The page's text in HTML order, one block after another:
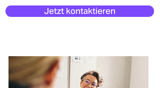
Jetzt kontaktieren